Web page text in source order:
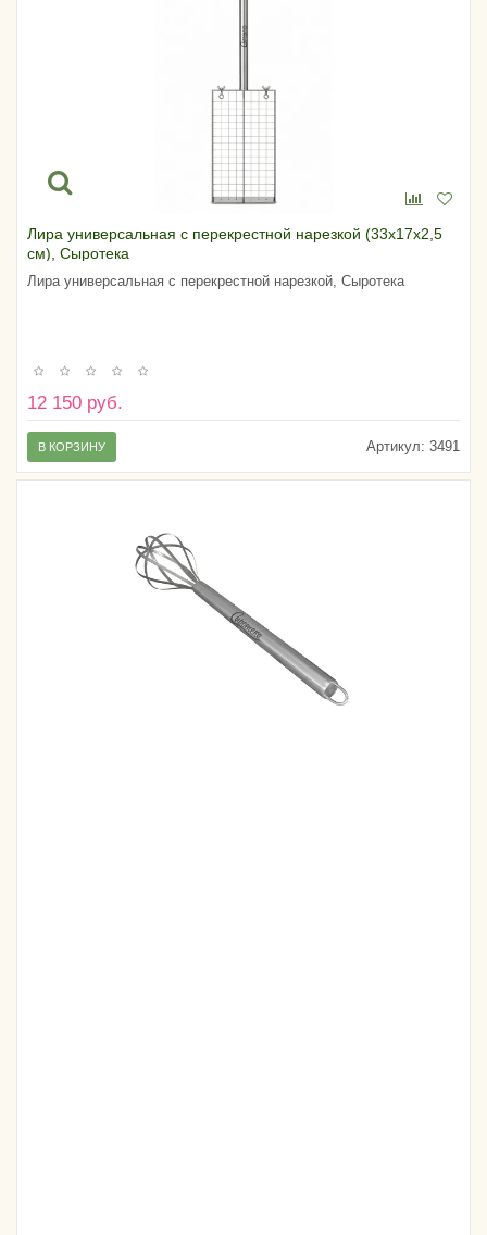
Лира универсальная с перекрестной нарезкой (33х17х2,5
см), Сыротека
Лира универсальная с перекрестной нарезкой, Сыротека
12 150 руб.
Артикул: 3491
В КОРЗИНУ